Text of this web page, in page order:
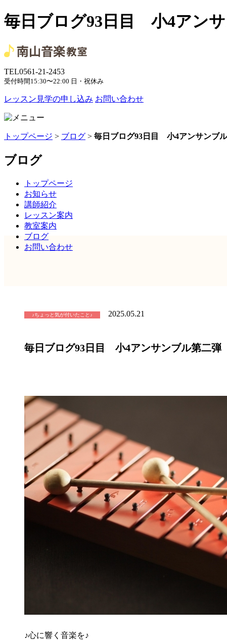
毎日ブログ93日目 小4アン
TEL0561-21-2453
受付時間 15:30〜22:00 日・祝休み
レッスン見学の申し込み お問い合わせ
トップページ > ブログ > 毎日ブログ93日目 小4アンサンブ
ブログ
トップページ
お知らせ
講師紹介
レッスン案内
教室案内
ブログ
お問い合わせ
♪ちょっと気が付いたこと♪ 2025.05.21
毎日ブログ93日目 小4アンサンブル第二弾
♪心に響く音楽を♪